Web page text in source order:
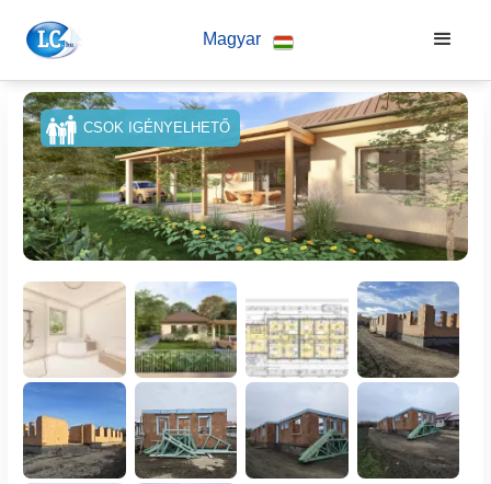
Magyar
CSOK IGÉNYELHETŐ